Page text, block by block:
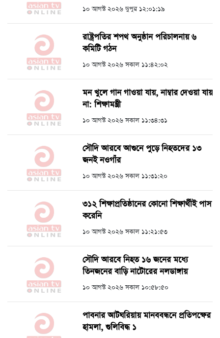
১০ আগস্ট ২০২৬ দুপুর ১২:০১:১৯
রাষ্ট্রপতির শপথ অনুষ্ঠান পরিচালনায় ৬
কমিটি গঠন
১০ আগস্ট ২০২৬ সকাল ১১:৪২:০২
মন খুলে গান গাওয়া যায়, নাম্বার দেওয়া যায়
না: শিক্ষামন্ত্রী
১০ আগস্ট ২০২৬ সকাল ১১:৩৪:৩১
সৌদি আরবে আগুনে পুড়ে নিহতদের ১৩
জনই নওগাঁর
১০ আগস্ট ২০২৬ সকাল ১১:৩১:২০
৩১২ শিক্ষাপ্রতিষ্ঠানের কোনো শিক্ষার্থীই পাস
করেনি
১০ আগস্ট ২০২৬ সকাল ১১:২১:৫৩
সৌদি আরবে নিহত ১৬ জনের মধ্যে
তিনজনের বাড়ি নাটোরের নলডাঙ্গায়
১০ আগস্ট ২০২৬ সকাল ১০:৫৮:৫০
পাবনার আটঘরিয়ায় মানববন্ধনে প্রতিপক্ষের
হামলা, গুলিবিদ্ধ ১